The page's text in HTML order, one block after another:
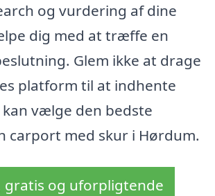
og vurdering af dine
dig med at træffe en
Glem ikke at drage
platform til at indhente
vælge den bedste
carport med skur i Hørdum.
gratis og uforpligtende